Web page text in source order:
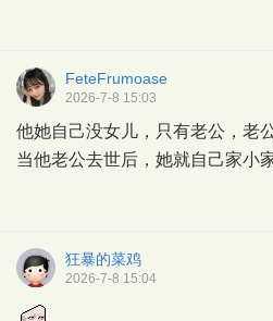
FeteFrumoase
2026-7-8 15:03
他她自己没女儿，只有老公，老
当他老公去世后，她就自己家小
狂暴的菜鸡
2026-7-8 15:04